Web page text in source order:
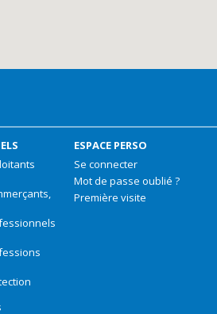
ESPACE PERSO
Se connecter
Mot de passe oublié ?
Première visite